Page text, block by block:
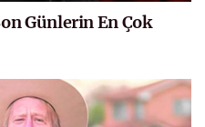
Günlerin En Çok